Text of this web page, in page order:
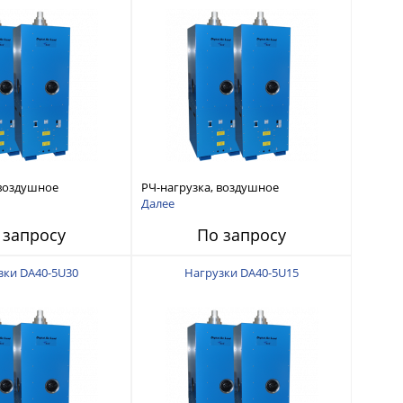
470-890 МГц 3-
РЧ-нагрузка, воздушное
охлаждение 40кВт 470-890 МГц 6-
Далее
По запросу
DA40-5U30 Нагрузки DA40-5U15